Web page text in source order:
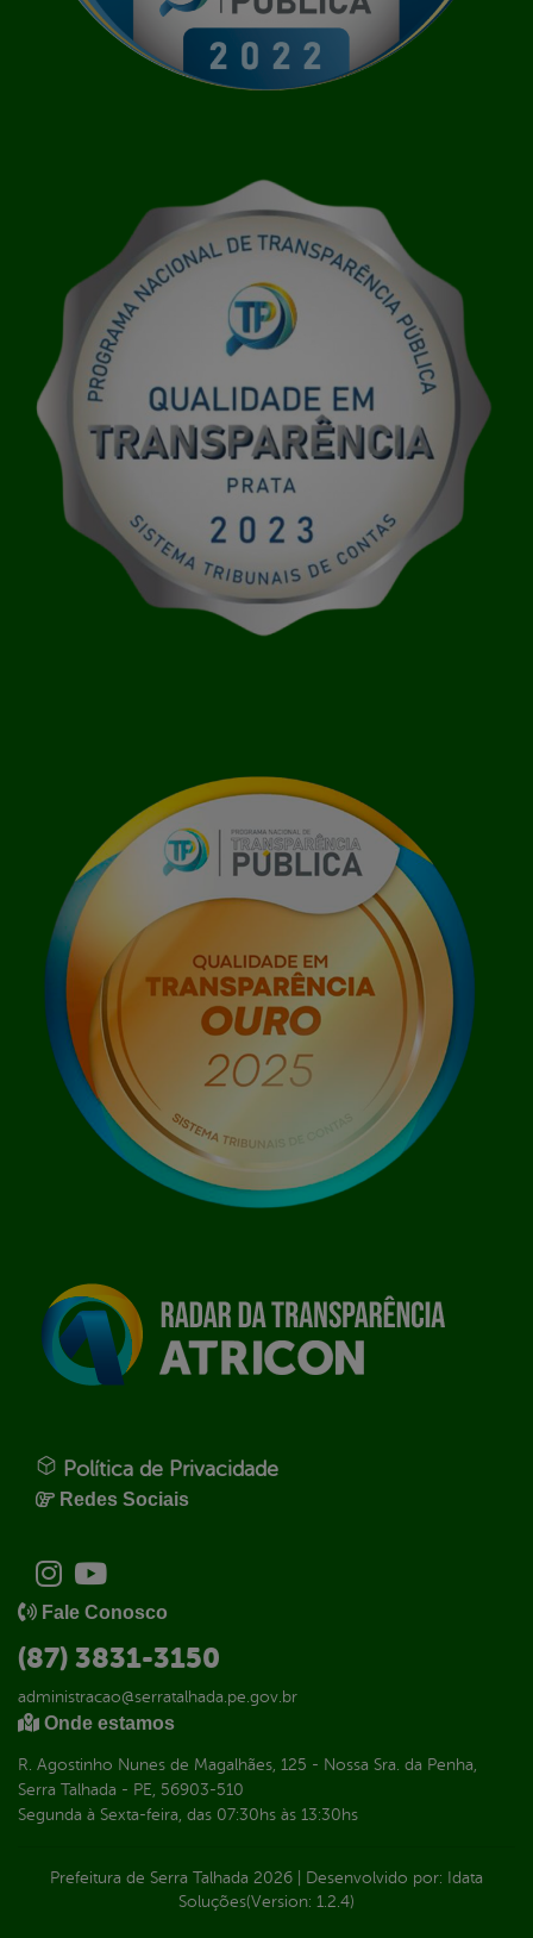
Política de Privacidade
Redes Sociais
Fale Conosco
(87) 3831-3150
administracao@serratalhada.pe.gov.br
Onde estamos
R. Agostinho Nunes de Magalhães, 125 - Nossa Sra. da Penha,
Serra Talhada - PE, 56903-510
Segunda à Sexta-feira, das 07:30hs às 13:30hs
Prefeitura de Serra Talhada 2026 Desenvolvido por: Idata
Soluções(Version: 1.2.4)